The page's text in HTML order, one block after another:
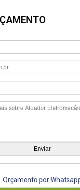
Orçamento por